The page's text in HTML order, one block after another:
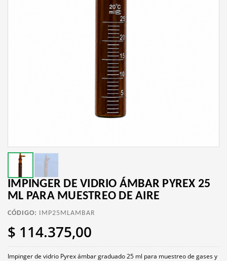
IMPINGER DE VIDRIO ÁMBAR PYREX 25
ML PARA MUESTREO DE AIRE
CÓDIGO: IMP25MLAMBAR
$ 114.375,00
Impinger de vidrio Pyrex ámbar graduado 25 ml para muestreo de gases y